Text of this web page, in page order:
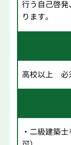
行う自己啓
ります。
高校以上 必
・二級建築